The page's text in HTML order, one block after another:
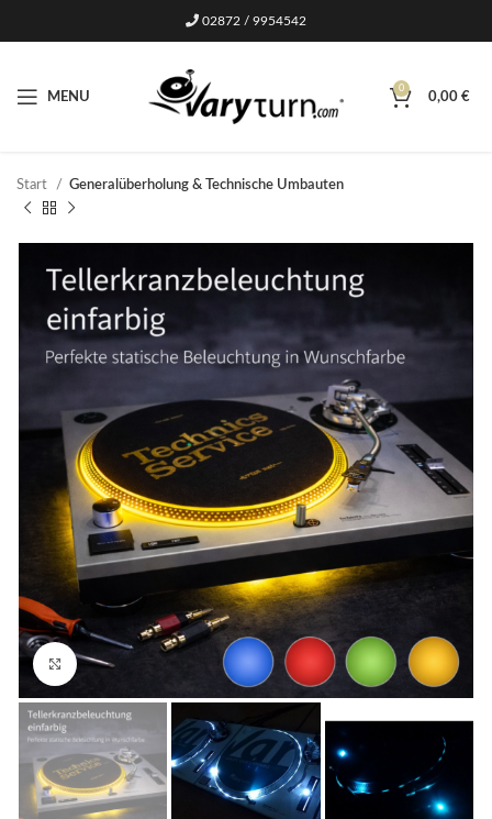
02872 / 9954542
MENU
0
0,00 €
Start Generalüberholung & Technische Umbauten
Click to enlarge